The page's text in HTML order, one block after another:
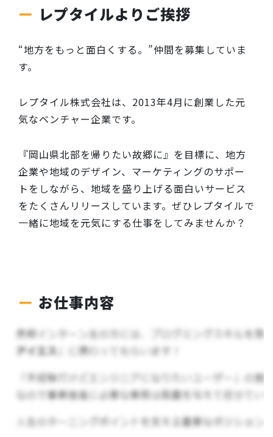
レプタイルよりご挨拶
“地方をもっと面白くする。”仲間を募集していま
す。
レプタイル株式会社は、2013年4月に創業した元
気なベンチャー企業です。
『岡山県北部を帰りたい故郷に』を目標に、地方
企業や地域のデザイン、マーケティングのサポー
トをしながら、地域を盛り上げる面白いサービス
をたくさんリリースしています。ぜひレプタイルで
一緒に地域を元気にする仕事をしてみませんか？
お仕事内容
お客様の目的にあわせてSNSアカウントの運用、
広告配信、キャンペーンの企画や実施～分析まで
一貫して担当していただきます。